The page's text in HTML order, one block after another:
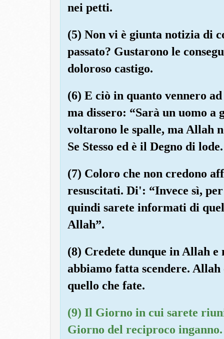
nei petti.
(5) Non vi è giunta notizia di
passato? Gustarono le
doloroso castigo.
(6) E ciò in quanto vennero
ma dissero: “Sarà un uomo a
voltarono le spalle, ma Allah
Se Stesso ed è il Degno di lode.
(7) Coloro che non credono
resuscitati. Di': “Invece sì,
quindi sarete informati di
Allah”.
(8) Credete dunque in Allah e
abbiamo fatta scendere.
quello che fate.
(9) Il Giorno in cui sarete
Giorno del reciproco